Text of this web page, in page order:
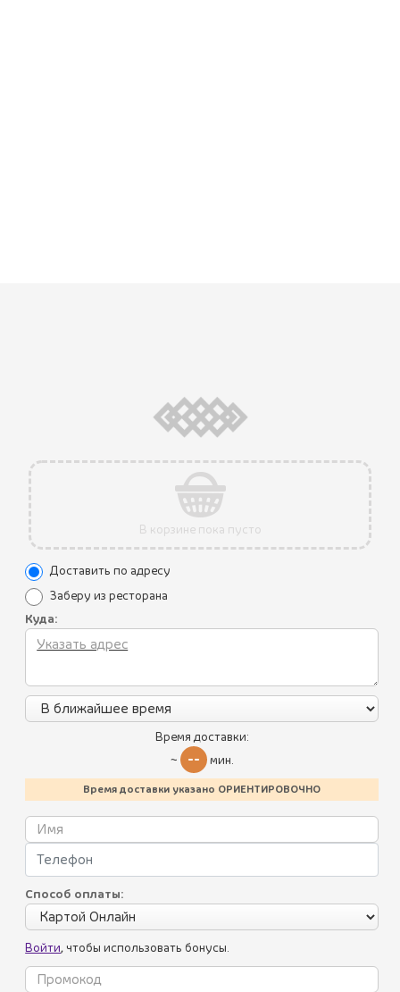
Пикник по-грузински
Хинкали, пхали
Соусы
Салаты
Холодные закуски
Горячие закуски
В корзине пока пусто
Доставить по адресу
Заберу из ресторана
Куда:
Время доставки:
~
-- мин.
Время доставки указано ОРИЕНТИРОВОЧНО
Способ оплаты:
Войти, чтобы использовать бонусы.